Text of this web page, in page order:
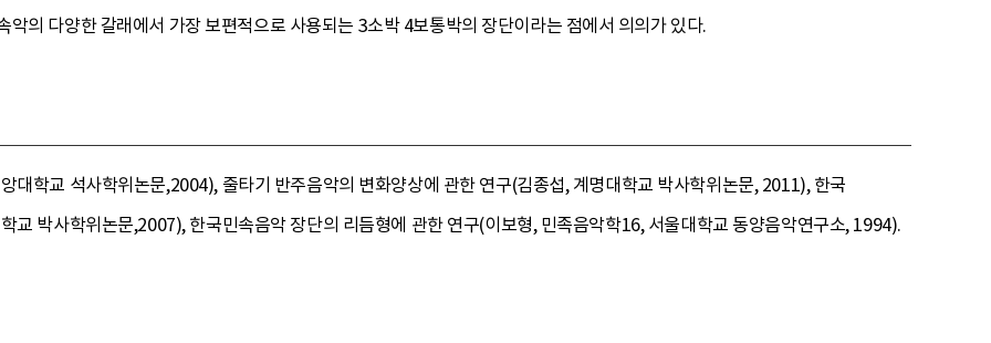
악의 다양한 갈래에서 가장 보편적으로 사용되는 3소박 4보통박의 장단이라는 점에서 의의가 있다.
대학교 석사학위논문,2004), 줄타기 반주음악의 변화양상에 관한 연구(김종섭, 계명대학교 박사학위논문, 2011), 한국
교 박사학위논문,2007), 한국민속음악 장단의 리듬형에 관한 연구(이보형, 민족음악학16, 서울대학교 동양음악연구소, 1994).